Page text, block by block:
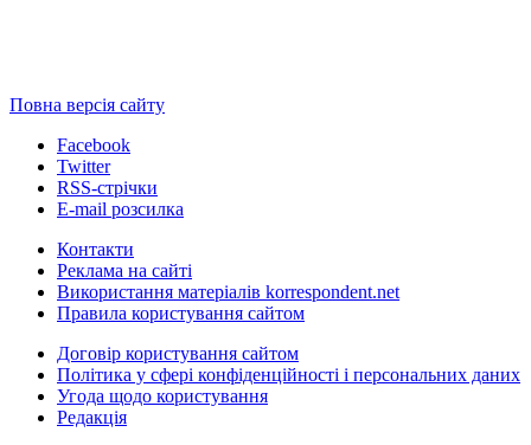
Повна версія сайту
Facebook
Twitter
RSS-стрічки
E-mail розсилка
Контакти
Реклама на сайті
Використання матеріалів korrespondent.net
Правила користування сайтом
Договір користування сайтом
Політика у сфері конфіденційності і персональних даних
Угода щодо користування
Редакція